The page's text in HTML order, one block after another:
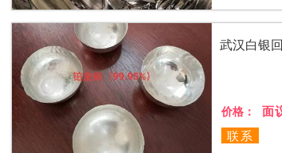
武汉白银
价格：
面
联系